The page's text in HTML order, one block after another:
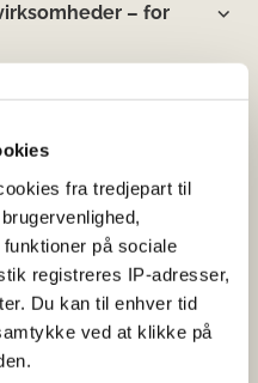
fra tredjepart til
på sociale
registreres IP-adresser,
Du kan til enhver tid
ved at klikke på
– for
her på lovstofsiden
bekæmpelse af